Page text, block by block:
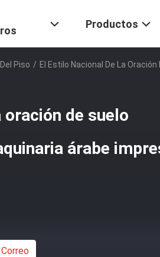
Productos
Piso / El Estilo Nacional De La
de suelo
árabe